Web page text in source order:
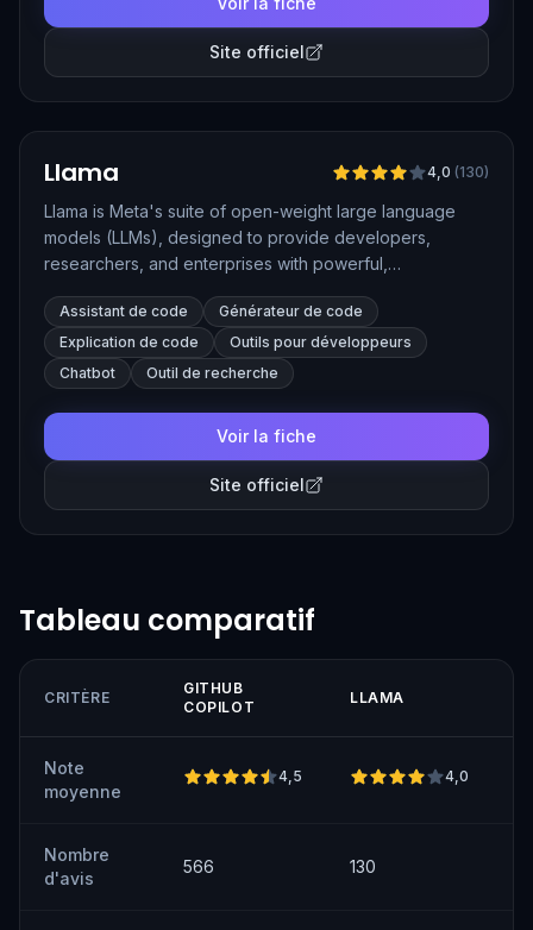
charge des issues entières et ouvre des pull requests
de manière autonome.Site officiel
Llama 4,0 (130)
Llama is Meta's suite of open-weight large language
models (LLMs), designed to provide developers,
researchers, and enterprises with powerful,
Llama 3.1 and Llama 4, offer enhanced reasoning,
multilingual support, and multimodal capabilities,
positioning Llama as a leading open alternative to
proprietary models.
Assistant de code
Générateur de code
Explication de code
Outils pour développeurs
Chatbot
Outil de recherche
Voir la fiche
Site officiel
Tableau comparatif
CRITÈRE
GITHUB
COPILOT
LLAMA
Note
moyenne
4,5 4,0
Nombre
d'avis
566 130